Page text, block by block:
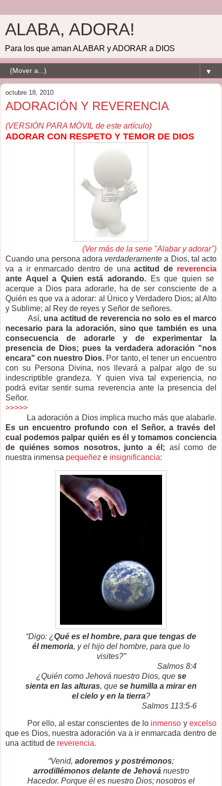
ALABA, ADORA!
Para los que aman ALABAR y ADORAR a DIOS
▼
octubre 18, 2010
ADORACIÓN Y REVERENCIA
(VERSIÓN PARA MÓVIL de este artículo)
ADORAR CON RESPETO Y TEMOR DE DIOS
(Ver más de la serie "Alabar y adorar")
Cuando una persona adora verdaderamente a Dios, tal acto
va a ir enmarcado dentro de unaactitud de reverencia
ante Aquel a Quien está adorando. Es que quien se
acerque a Dios para adorarle, ha de ser consciente de a
Quién es que va a adorar: al Único y Verdadero Dios; al Alto
y Sublime; al Rey de reyes y Señor de señores.
Así, una actitud de reverencia no solo es el marco
necesario para la adoración, sino que también es una
consecuencia de adorarle y de experimentar la
presencia de Dios; pues la verdadera adoración "nos
encara" con nuestro Dios. Por tanto, el tener un encuentro
con su Persona Divina, nos llevará a palpar algo de su
indescriptible grandeza. Y quien viva tal experiencia, no
podrá evitar sentir suma reverencia ante la presencia del
Señor.
>>>>>
La adoración a Dios implica mucho más que alabarle.
Es un encuentro profundo con el Señor, a través del
cual podemos palpar quién es él y tomamos conciencia
de quiénes somos nosotros, junto a él; así como de
nuestra inmensa pequeñez e insignificancia:
“Digo: ¿Qué es el hombre, para que tengas de
él memoria, y el hijo del hombre, para que lo
visites?”
Salmos 8:4
¿Quién como Jehová nuestro Dios, que se
sienta en las alturas, que se humilla a mirar en
el cielo y en la tierra?
Salmos 113:5-6
Por ello, al estar conscientes de lo inmenso yexcelso
que es Dios, nuestra adoración va a ir enmarcada dentro de
una actitud de reverencia.
“Venid, adoremos y postrémonos;
arrodillémonos delante de Jehovánuestro
Hacedor. Porque él es nuestro Dios; nosotros el